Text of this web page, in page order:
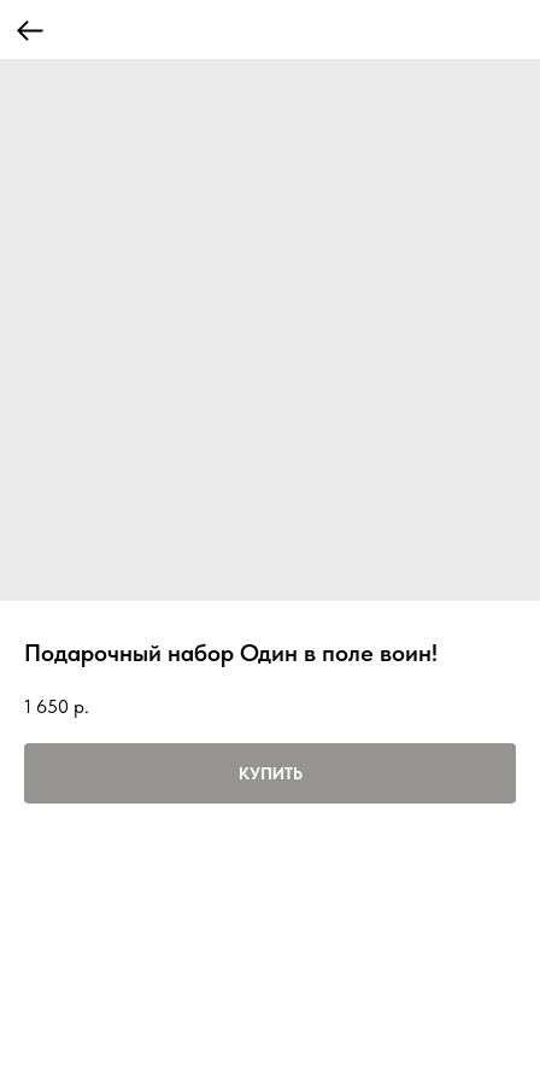
Подарочный набор Один в поле воин!
1 650 р.
КУПИТЬ